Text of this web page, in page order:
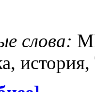
слова: